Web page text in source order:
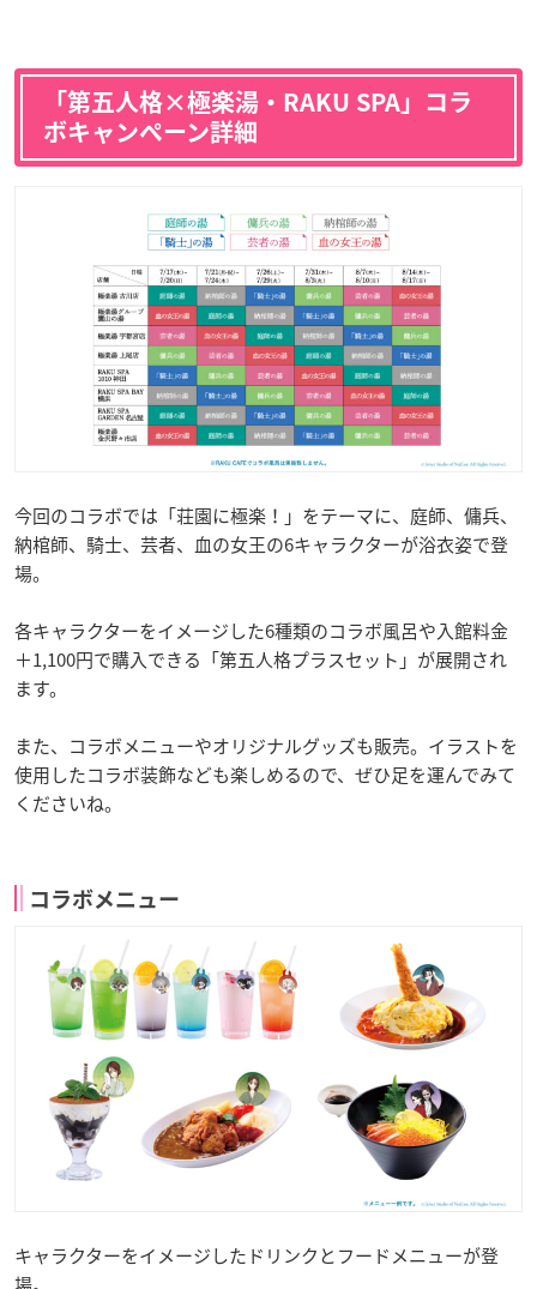
「第五人格×極楽湯・RAKU SPA」コラ
ボキャンペーン詳細
今回のコラボでは「荘園に極楽！」をテーマに、庭師、傭兵、
納棺師、騎士、芸者、血の女王の6キャラクターが浴衣姿で登
場。
各キャラクターをイメージした6種類のコラボ風呂や入館料金
＋1,100円で購入できる「第五人格プラスセット」が展開され
ます。
また、コラボメニューやオリジナルグッズも販売。イラストを
使用したコラボ装飾なども楽しめるので、ぜひ足を運んでみて
くださいね。
コラボメニュー
キャラクターをイメージしたドリンクとフードメニューが登